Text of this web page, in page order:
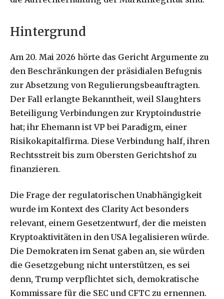
Hintergrund
Am 20. Mai 2026 hörte das Gericht Argumente zu
den Beschränkungen der präsidialen Befugnis
zur Absetzung von Regulierungsbeauftragten.
Der Fall erlangte Bekanntheit, weil Slaughters
Beteiligung Verbindungen zur Kryptoindustrie
hat; ihr Ehemann ist VP bei Paradigm, einer
Risikokapitalfirma. Diese Verbindung half, ihren
Rechtsstreit bis zum Obersten Gerichtshof zu
finanzieren.
Die Frage der regulatorischen Unabhängigkeit
wurde im Kontext des Clarity Act besonders
relevant, einem Gesetzentwurf, der die meisten
Kryptoaktivitäten in den USA legalisieren würde.
Die Demokraten im Senat gaben an, sie würden
die Gesetzgebung nicht unterstützen, es sei
denn, Trump verpflichtet sich, demokratische
Kommissare für die SEC und CFTC zu ernennen.